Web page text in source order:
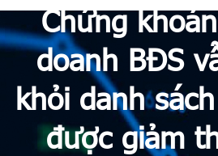
Chứng
doanh BĐS
khỏi danh
được giảm